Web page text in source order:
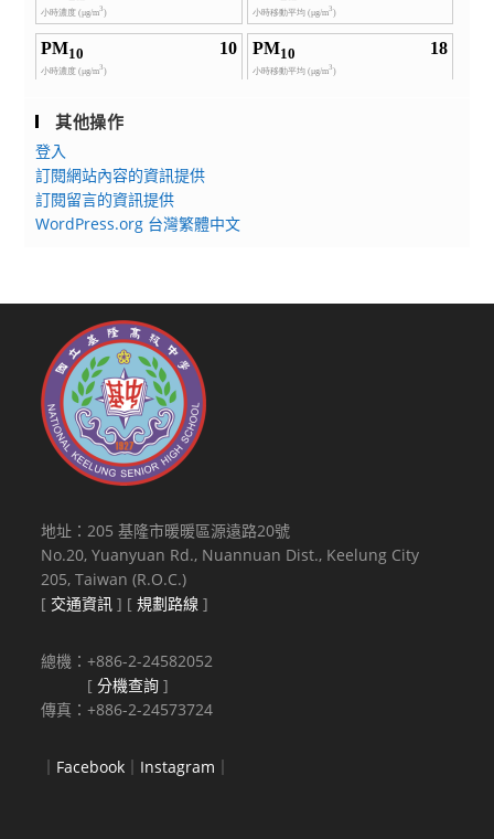
其他操作
登入
訂閱網站內容的資訊提供
訂閱留言的資訊提供
WordPress.org 台灣繁體中文
地址：205 基隆市暖暖區源遠路20號
No.20, Yuanyuan Rd., Nuannuan Dist., Keelung City
205, Taiwan (R.O.C.)
[ 交通資訊 ] [規劃路線 ]
總機：+886-2-24582052
[分機查詢 ]
傳真：+886-2-24573724
｜ Facebook ｜ Instagram ｜